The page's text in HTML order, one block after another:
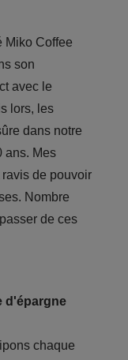
Miko Coffee
son
avec le
lors, les
dans notre
ans. Mes
de pouvoir
Nombre
de ces
d'épargne
chaque